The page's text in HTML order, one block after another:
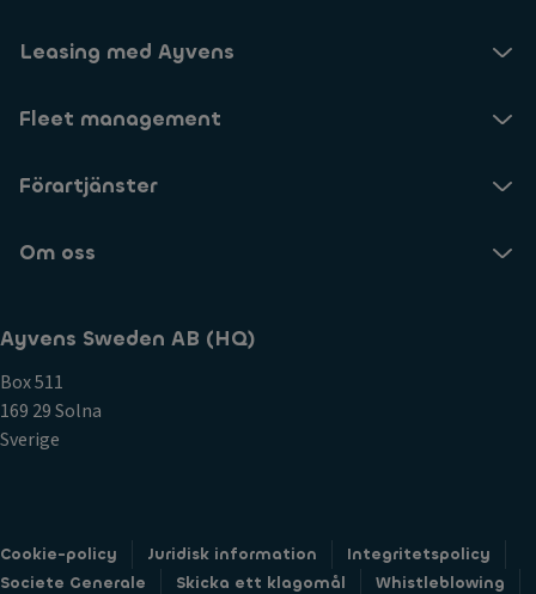
Leasing med Ayvens
Fleet management
Förartjänster
Om oss
Ayvens Sweden AB (HQ)
Box 511
169 29 Solna
Sverige
Cookie-policy Juridisk information
Integritetspolicy
Societe Generale
Skicka ett klagomål
Whistleblowing